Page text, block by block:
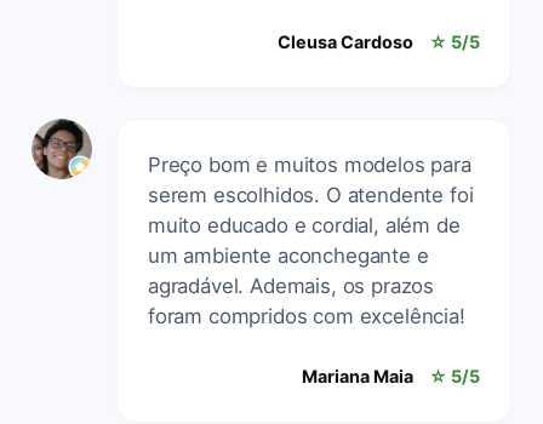
Cleusa Cardoso ☆ 5/5
Preço bom e muitos modelos para
serem escolhidos. O atendente foi
muito educado e cordial, além de
um ambiente aconchegante e
agradável. Ademais, os prazos
foram compridos com excelência!
Mariana Maia ☆ 5/5